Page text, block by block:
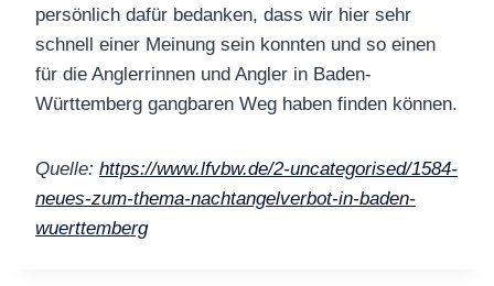
persönlich dafür bedanken, dass wir hier sehr
schnell einer Meinung sein konnten und so einen
für die Anglerrinnen und Angler in Baden-
Württemberg gangbaren Weg haben finden können.
Quelle: https://www.lfvbw.de/2-uncategorised/1584-
neues-zum-thema-nachtangelverbot-in-baden-
wuerttemberg